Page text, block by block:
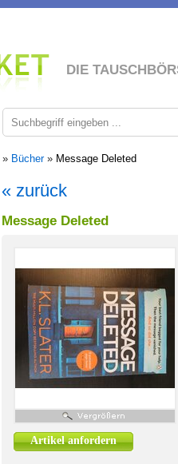
DIE
» Bücher» Message Deleted
« zurück
Message Deleted
Artikel anfordern